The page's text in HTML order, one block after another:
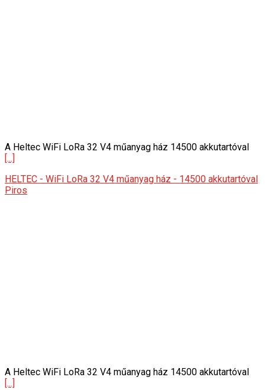
A Heltec WiFi LoRa 32 V4 műanyag ház 14500 akkutartóval
[...]
HELTEC - WiFi LoRa 32 V4 műanyag ház - 14500 akkutartóval
Piros
A Heltec WiFi LoRa 32 V4 műanyag ház 14500 akkutartóval
[...]